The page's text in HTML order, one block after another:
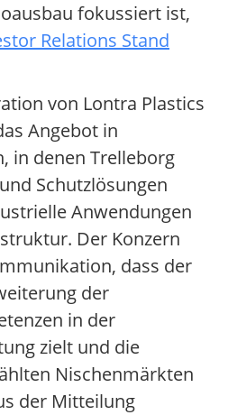
fokussiert ist,
Relations Stand
von Lontra Plastics
Angebot in
in denen Trelleborg
Schutzlösungen
Anwendungen
Der Konzern
dass der
der
in der
zielt und die
Nischenmärkten
der Mitteilung